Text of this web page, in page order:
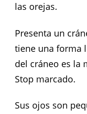
las orejas.
Presenta un
tiene una forma
del cráneo es la
Stop marcado.
Sus ojos son